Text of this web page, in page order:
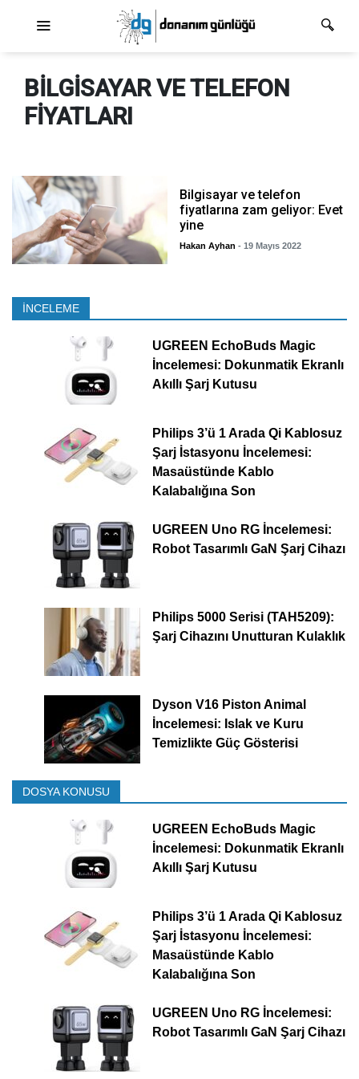
BILGISAYAR VE TELEFON
FIYATLARI
Bilgisayar ve telefon
fiyatlarına zam geliyor: Evet
yine
Hakan Ayhan - 19 Mayıs 2022
İNCELEME
UGREEN EchoBuds Magic
İncelemesi: Dokunmatik Ekranlı
Akıllı Şarj Kutusu
Philips 3’ü 1 Arada Qi Kablosuz
Şarj İstasyonu İncelemesi:
Masaüstünde Kablo
Kalabalığına Son
UGREEN Uno RG İncelemesi:
Robot Tasarımlı GaN Şarj Cihazı
Philips 5000 Serisi (TAH5209):
Şarj Cihazını Unutturan Kulaklık
Dyson V16 Piston Animal
İncelemesi: Islak ve Kuru
Temizlikte Güç Gösterisi
DOSYA KONUSU
UGREEN EchoBuds Magic
İncelemesi: Dokunmatik Ekranlı
Akıllı Şarj Kutusu
Philips 3’ü 1 Arada Qi Kablosuz
Şarj İstasyonu İncelemesi:
Masaüstünde Kablo
Kalabalığına Son
UGREEN Uno RG İncelemesi:
Robot Tasarımlı GaN Şarj Cihazı